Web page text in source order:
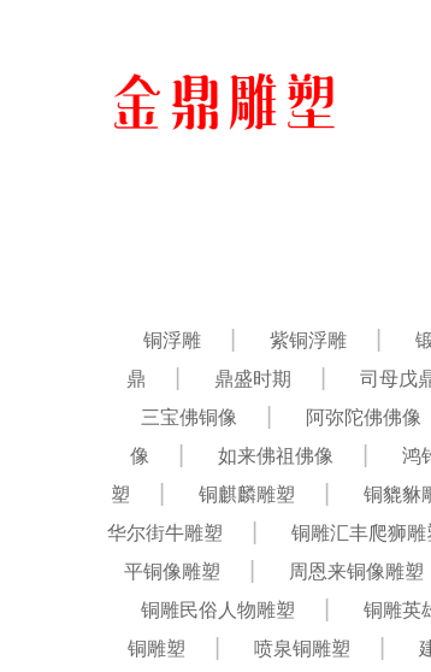
铜浮雕 紫铜浮雕
鼎
鼎盛时期 司母戊
三宝佛铜像
阿弥陀佛佛像
像
如来佛祖佛像 鸿
塑
铜麒麟雕塑 铜貔貅
华尔街牛雕塑
铜雕汇丰爬狮雕
平铜像雕塑
周恩来铜像雕塑
铜雕民俗人物雕塑
铜雕英
铜雕塑
喷泉铜雕塑